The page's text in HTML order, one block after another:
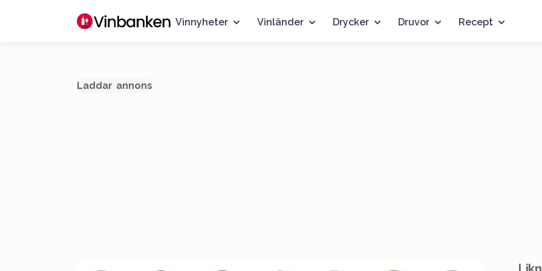
Vinnyheter Vinländer Drycker Druvor Recept
Laddar annons